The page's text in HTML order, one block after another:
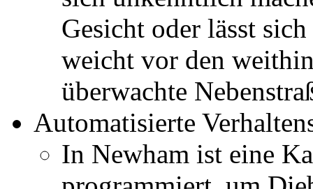
Gesicht oder lässt
weicht vor den
überwachte
Automatisierte
In Newham ist eine